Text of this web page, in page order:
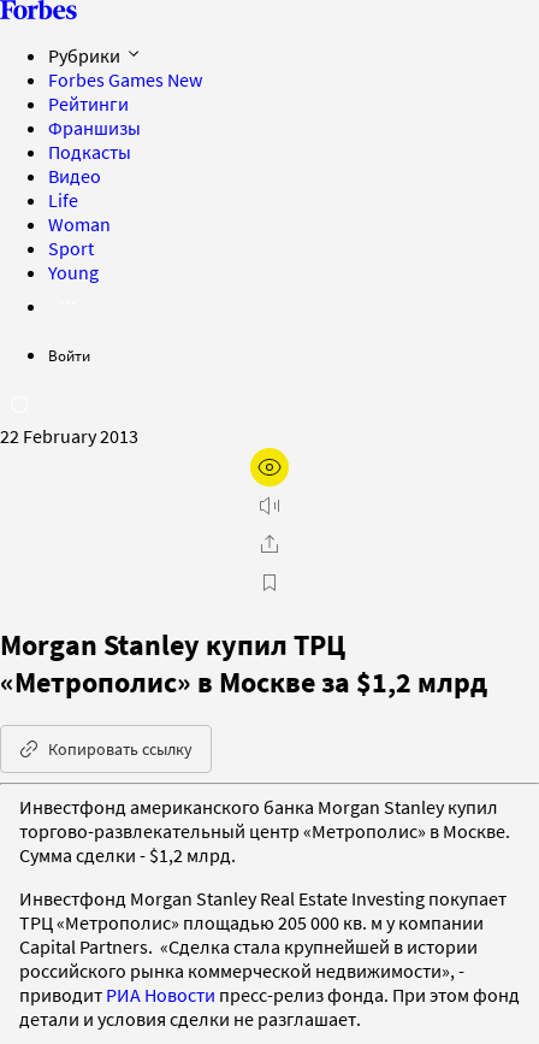
Рубрики
Forbes Games New
Рейтинги
Франшизы
Подкасты
Видео
Life
Woman
Sport
Young
Войти
22 February 2013
Morgan Stanley купил ТРЦ
«Метрополис» в Москве за $1,2 млрд
Копировать ссылку
Инвестфонд американского банка Morgan Stanley купил
торгово-развлекательный центр «Метрополис» в Москве.
Сумма сделки - $1,2 млрд.
Инвестфонд Morgan Stanley Real Estate Investing покупает
ТРЦ «Метрополис» площадью 205 000 кв. м у компании
Capital Partners. «Сделка стала крупнейшей в истории
российского рынка коммерческой недвижимости», -
приводит РИА Новости пресс-релиз фонда. При этом фонд
детали и условия сделки не разглашает.